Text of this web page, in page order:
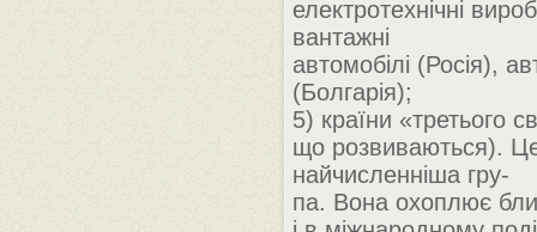
електротехнічні
вантажні
автомобілі (Росія),
(Болгарія);
5) країни «третього
що розвиваються).
найчисленніша гру-
па. Вона охоплює